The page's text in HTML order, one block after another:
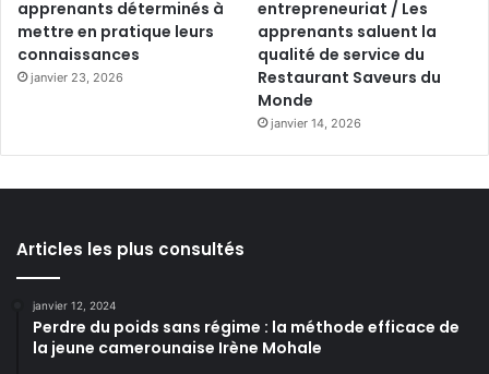
apprenants déterminés à
mettre en pratique leurs
connaissances
janvier 23, 2026
entrepreneuriat / Les
apprenants saluent la
qualité de service du
Restaurant Saveurs du
Monde
janvier 14, 2026
Articles les plus consultés
janvier 12, 2024
Perdre du poids sans régime : la méthode efficace de
la jeune camerounaise Irène Mohale